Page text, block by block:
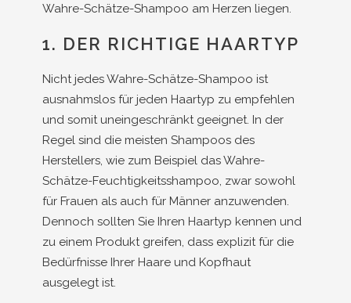
Wahre-Schätze-Shampoo am Herzen liegen.
1. DER RICHTIGE HAARTYP
Nicht jedes Wahre-Schätze-Shampoo ist
ausnahmslos für jeden Haartyp zu empfehlen
und somit uneingeschränkt geeignet. In der
Regel sind die meisten Shampoos des
Herstellers, wie zum Beispiel das Wahre-
Schätze-Feuchtigkeitsshampoo, zwar sowohl
für Frauen als auch für Männer anzuwenden.
Dennoch sollten Sie Ihren Haartyp kennen und
zu einem Produkt greifen, dass explizit für die
Bedürfnisse Ihrer Haare und Kopfhaut
ausgelegt ist.